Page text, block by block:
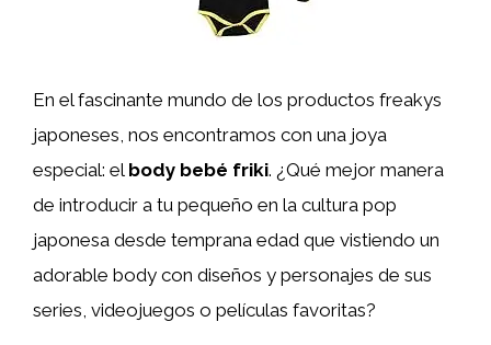
En el fascinante mundo de los productos freakys
japoneses, nos encontramos con una joya
especial: el body bebé friki. ¿Qué mejor manera
de introducir a tu pequeño en la cultura pop
japonesa desde temprana edad que vistiendo un
adorable body con diseños y personajes de sus
series, videojuegos o películas favoritas?